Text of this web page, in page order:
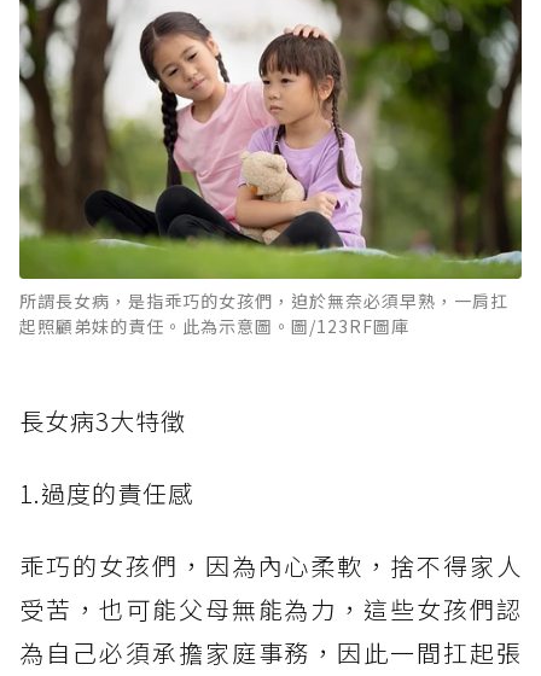
所謂長女病，是指乖巧的女孩們，迫於無奈必須早熟，一肩扛
起照顧弟妹的責任。此為示意圖。圖/123RF圖庫
長女病3大特徵
1.過度的責任感
乖巧的女孩們，因為內心柔軟，捨不得家人
受苦，也可能父母無能為力，這些女孩們認
為自己必須承擔家庭事務，因此一間扛起張